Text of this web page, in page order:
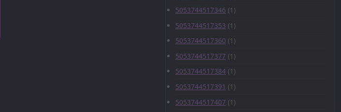
5053744517346 (1)
5053744517353 (1)
5053744517360 (1)
5053744517377 (1)
5053744517384 (1)
5053744517391 (1)
5053744517407 (1)